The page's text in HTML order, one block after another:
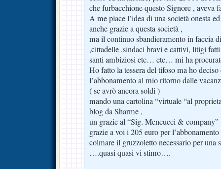
che furbacchione questo Signore , aveva
A me piace l’idea di una società onesta
anche grazie a questa società ,
ma il continuo sbandieramento in faccia
,cittadelle ,sindaci bravi e cattivi, litigi
santi ambiziosi etc… etc… mi ha
Ho fatto la tessera del tifoso ma ho
l’abbonamento al mio ritorno dalle
( se avrò ancora soldi )
mando una cartolina “virtuale “al
blog da Sharme ,
un grazie al “Sig. Mencucci & company”
grazie a voi i 205 euro per
colmare il gruzzoletto necessario per una
….quasi quasi vi stimo….